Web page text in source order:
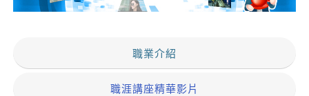
職業介紹
職涯講座精華影片